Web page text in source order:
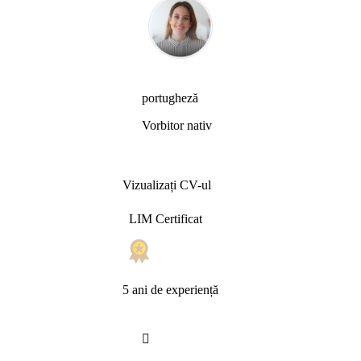
portugheză
Vorbitor nativ
Vizualizați CV-ul
LIM Certificat
5 ani de experiență
